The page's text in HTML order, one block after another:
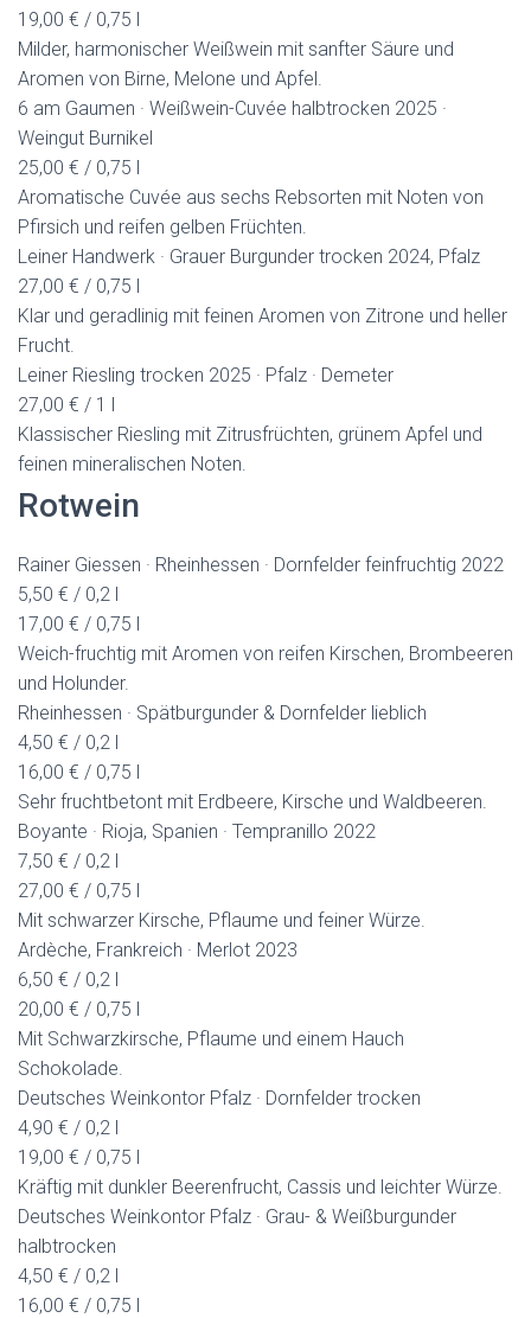
19,00 € / 0,75 l
Milder, harmonischer Weißwein mit sanfter Säure und
Aromen von Birne, Melone und Apfel.
6 am Gaumen · Weißwein-Cuvée halbtrocken 2025 ·
Weingut Burnikel
25,00 € / 0,75 l
Aromatische Cuvée aus sechs Rebsorten mit Noten von
Pfirsich und reifen gelben Früchten.
Leiner Handwerk · Grauer Burgunder trocken 2024, Pfalz
27,00 € / 0,75 l
Klar und geradlinig mit feinen Aromen von Zitrone und heller
Frucht.
Leiner Riesling trocken 2025 · Pfalz · Demeter
27,00 € / 1 l
Klassischer Riesling mit Zitrusfrüchten, grünem Apfel und
feinen mineralischen Noten.
Rotwein
Rainer Giessen · Rheinhessen · Dornfelder feinfruchtig 2022
5,50 € / 0,2 l
17,00 € / 0,75 l
Weich-fruchtig mit Aromen von reifen Kirschen, Brombeeren
und Holunder.
Rheinhessen · Spätburgunder & Dornfelder lieblich
4,50 € / 0,2 l
16,00 € / 0,75 l
Sehr fruchtbetont mit Erdbeere, Kirsche und Waldbeeren.
Boyante · Rioja, Spanien · Tempranillo 2022
7,50 € / 0,2 l
27,00 € / 0,75 l
Mit schwarzer Kirsche, Pflaume und feiner Würze.
Ardèche, Frankreich · Merlot 2023
6,50 € / 0,2 l
20,00 € / 0,75 l
Mit Schwarzkirsche, Pflaume und einem Hauch
Schokolade.
Deutsches Weinkontor Pfalz · Dornfelder trocken
4,90 € / 0,2 l
19,00 € / 0,75 l
Kräftig mit dunkler Beerenfrucht, Cassis und leichter Würze.
Deutsches Weinkontor Pfalz · Grau- & Weißburgunder
halbtrocken
4,50 € / 0,2 l
16,00 € / 0,75 l